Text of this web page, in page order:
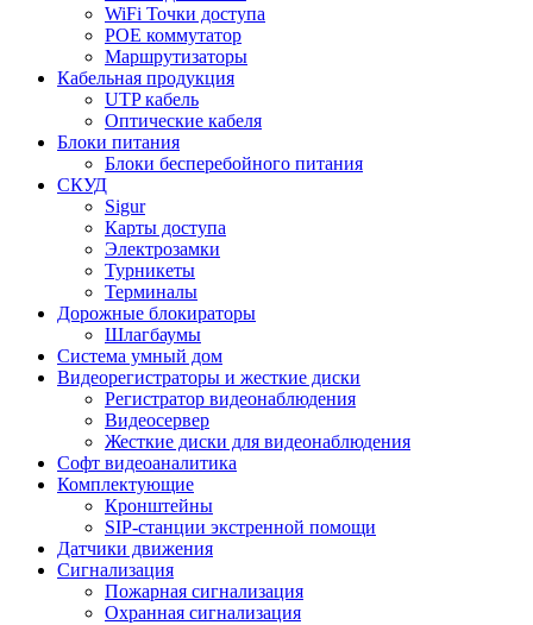
WiFi Точки доступа
POE коммутатор
Маршрутизаторы
Кабельная продукция
UTP кабель
Оптические кабеля
Блоки питания
Блоки бесперебойного питания
СКУД
Sigur
Карты доступа
Электрозамки
Турникеты
Терминалы
Дорожные блокираторы
Шлагбаумы
Cистема умный дом
Видеорегистраторы и жесткие диски
Регистратор видеонаблюдения
Видеосервер
Жесткие диски для видеонаблюдения
Софт видеоаналитика
Комплектующие
Кронштейны
SIP-станции экстренной помощи
Датчики движения
Сигнализация
Пожарная сигнализация
Охранная сигнализация